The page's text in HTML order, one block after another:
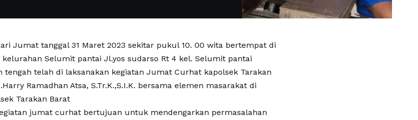
Jumat tanggal 31 Maret 2023 sekitar pukul 10. 00 wita bertempat di
kelurahan Selumit pantai Jl.yos sudarso Rt 4 kel. Selumit pantai
tengah telah di laksanakan kegiatan Jumat Curhat kapolsek Tarakan
Ramadhan Atsa, S.Tr.K.,S.I.K. bersama elemen masarakat di
Tarakan Barat
jumat curhat bertujuan untuk mendengarkan permasalahan